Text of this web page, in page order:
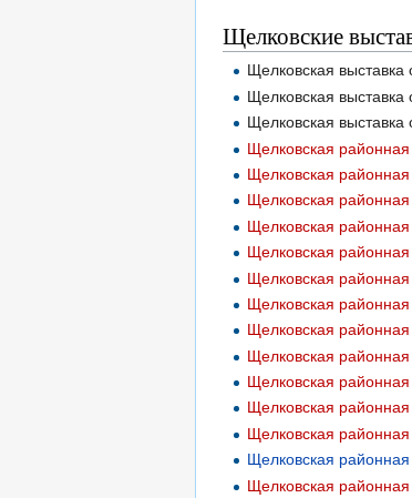
Щелковские
Щелковская выставка
Щелковская районная
Щелковская районная
Щелковская районная
Щелковская районная
Щелковская районная
Щелковская районная
Щелковская
Щелковская районная
Щелковская районная
Щелковская районная
Щелковская
Щелковская районная
Щелковская